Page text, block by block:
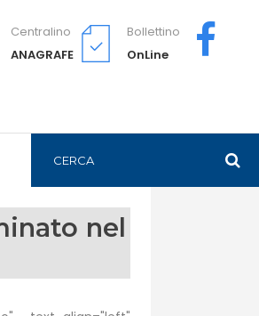
Centralino
ANAGRAFE
Bollettino
OnLine
nel